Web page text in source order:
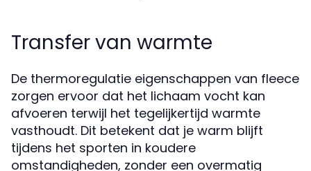
Transfer van warmte
De thermoregulatie eigenschappen van fleece
zorgen ervoor dat het lichaam vocht kan
afvoeren terwijl het tegelijkertijd warmte
vasthoudt. Dit betekent dat je warm blijft
tijdens het sporten in koudere
omstandigheden, zonder een overmatig